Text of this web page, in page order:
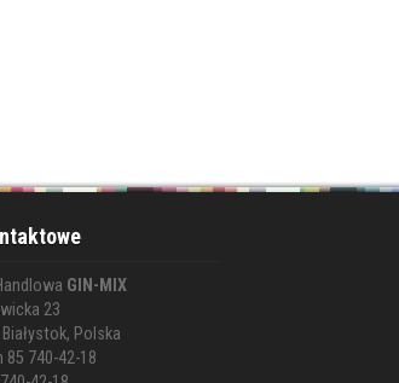
GIN-MIX
23
Polska
85 740-42-18